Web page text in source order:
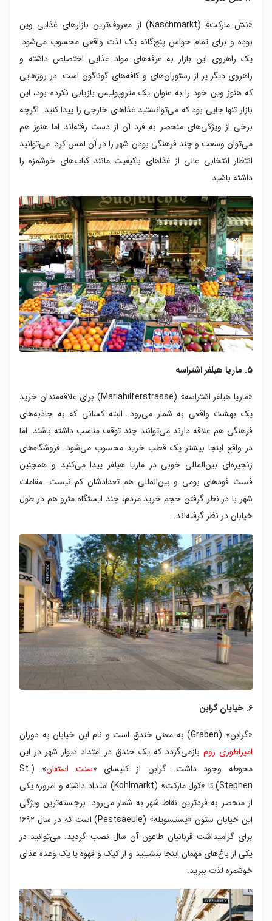
«نش مارکت» (Naschmarkt) از معروف‌ترین بازارهای غذایی وین
بوده و برای تمام حواس پنج‌گانه یک لذت واقعی محسوب می‌شود.
یک راهروی این بازار به غرفه‌های مواد غذایی اختصاص داشته و
راهروی دیگر پر از رستوران‌های و کافه‌های گوناگون است. در روزهایی
که هنوز وین خود را به عنوان یک متروپولیس بازیابی نکرده بود، این
بازار تنها جایی بود که می‌توانستید غذاهای خارجی را پیدا کنید. اگرچه
برخی از ویژگی‌های منحصر به فرد آن از دست رفته‌اند اما هنوز هم
می‌توان وسعت و چند فرهنگی بودن شهر را در آن لمس کرد. می‌توانید
انتظار انتخابی عالی از غذاهای باکیفیت مانند کباب‌های خوشمزه را
داشته باشید.
۵. ماریا هیلفر اشتراسه
«ماریا هیلفر اشتراسه» (Mariahilferstrasse) برای علاقه‌مندان خرید
یک بهشت واقعی به شمار می‌رود. البته کسانی که به جاذبه‌های
فرهنگی هم علاقه دارند می‌توانند چند توقف مناسب داشته باشند. اما
در واقع اینجا بیشتر یک قطب خرید محسوب می‌شود. فروشگاه‌های
زنجیره‌ای بین‌المللی خوبی در ماریا هیلفر پیدا می‌کنید و همچنین
فست فودهای بومی و بین‌المللی هم تعدادشان کم نیست. مقامات
شهر با در نظر گرفتن حجم خرید مردم، چند ایستگاه مترو هم در طول
خیابان در نظر گرفته‌اند.
۶. خیابان گرابن
«گرابن» (Graben) به معنی خندق است و نام این خیابان به دوران
امپراطوری روم بازمی‌گردد که یک خندق در امتداد دیوار شهر در این
محوطه وجود داشت. گرابن از کلیسای «سنت استفان
» (St.
Stephen) تا «کول مارکت» (Kohlmarkt) امتداد داشته و امروزه یکی
از منحصر به فردترین نقاط شهر به شمار می‌رود. برجسته‌ترین ویژگی
این خیابان ستون «پستسویله» (Pestsaeule) است که در سال ۱۶۹۲
برای گرامیداشت قربانیان طاعون آن سال نصب گردید. می‌توانید در
یکی از باغ‌های مهمان اینجا بنشینید و از کیک و قهوه یا یک وعده غذای
خوشمزه لذت ببرید.